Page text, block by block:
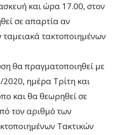
και ώρα 17.00, στον
σε απαρτία αν
τακτοποιημένων
θα πραγματοποιηθεί με
2020, ημέρα Τρίτη και
και θα θεωρηθεί σε
τον αριθμό των
Τακτικών